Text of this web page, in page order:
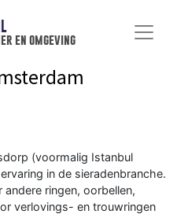
en omgeving
(voormalig Istanbul
in de sieradenbranche.
ringen, oorbellen,
verlovings- en trouwringen